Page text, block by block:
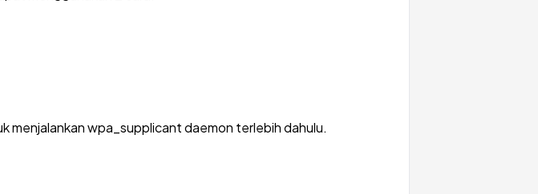
menjalankan wpa_supplicant daemon terlebih dahulu.